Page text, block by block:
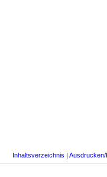
Inhaltsverzeichnis | Ausdrucken/